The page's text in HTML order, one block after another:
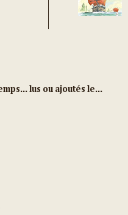
lus ou ajoutés le...